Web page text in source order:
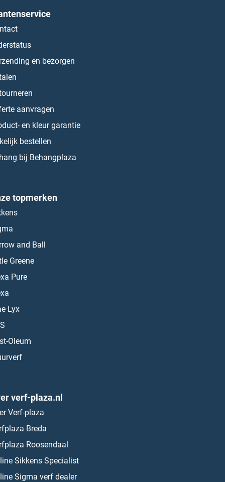
en bezorgen
aanvragen
en kleur garantie
bestellen
bij Behangplaza
topmerken
and Ball
Greene
Pure
Lyx
Oleum
verf-plaza.nl
Verf-plaza
Breda
Roosendaal
Sikkens Specialist
Sigma verf dealer